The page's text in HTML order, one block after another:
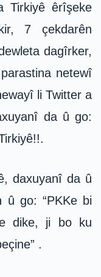
Tirkiyê êrîşeke
7 çekdarên
dagîrker,
netewî
li Twitter a
da û go:
daxuyanî da û
û go: “PKKe bi
dike, ji bo ku
.